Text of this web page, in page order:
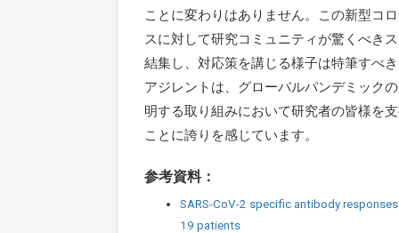
ことに変わりはありません。この新型コ
スに対して研究コミュニティが驚くべき
結集し、対応策を講じる様子は特筆すべ
アジレントは、グローバルパンデミック
明する取り組みにおいて研究者の皆様を
ことに誇りを感じています。
参考資料：
SARS-CoV-2 specific antibody responses
19 patients